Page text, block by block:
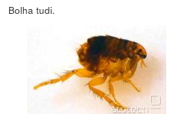
Bolha tudi.